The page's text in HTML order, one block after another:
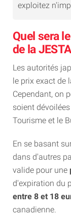
exploitez
Quel sera
de la
Les autorités
le prix exact de
Cependant, on
soient
Tourisme et le
En se basant
dans d'autres
valide pour une
d'expiration du
entre 8 et 18
canadienne.